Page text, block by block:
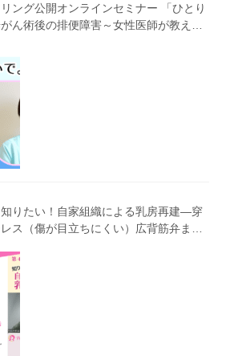
リング公開オンラインセミナー 「ひとり
ん術後の排便障害～女性医師が教え
知りたい！自家組織による乳房再建―穿
ス（傷が目立ちにくい）広背筋弁まで